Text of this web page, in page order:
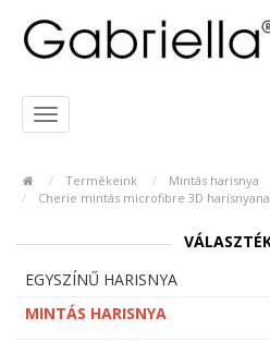
Termékeink
Mintás harisnya
Cherie mintás microfibre 3D
EGYSZÍNŰ HARISNYA
MINTÁS HARISNYA